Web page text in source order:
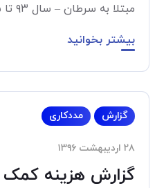
مبتلا به سرطان – سال ۹۳ تا ۹۵...
بیشتر بخوانید
گزارش مددکاری
۲۸ اردیبهشت ۱۳۹۶
گزارش هزینه